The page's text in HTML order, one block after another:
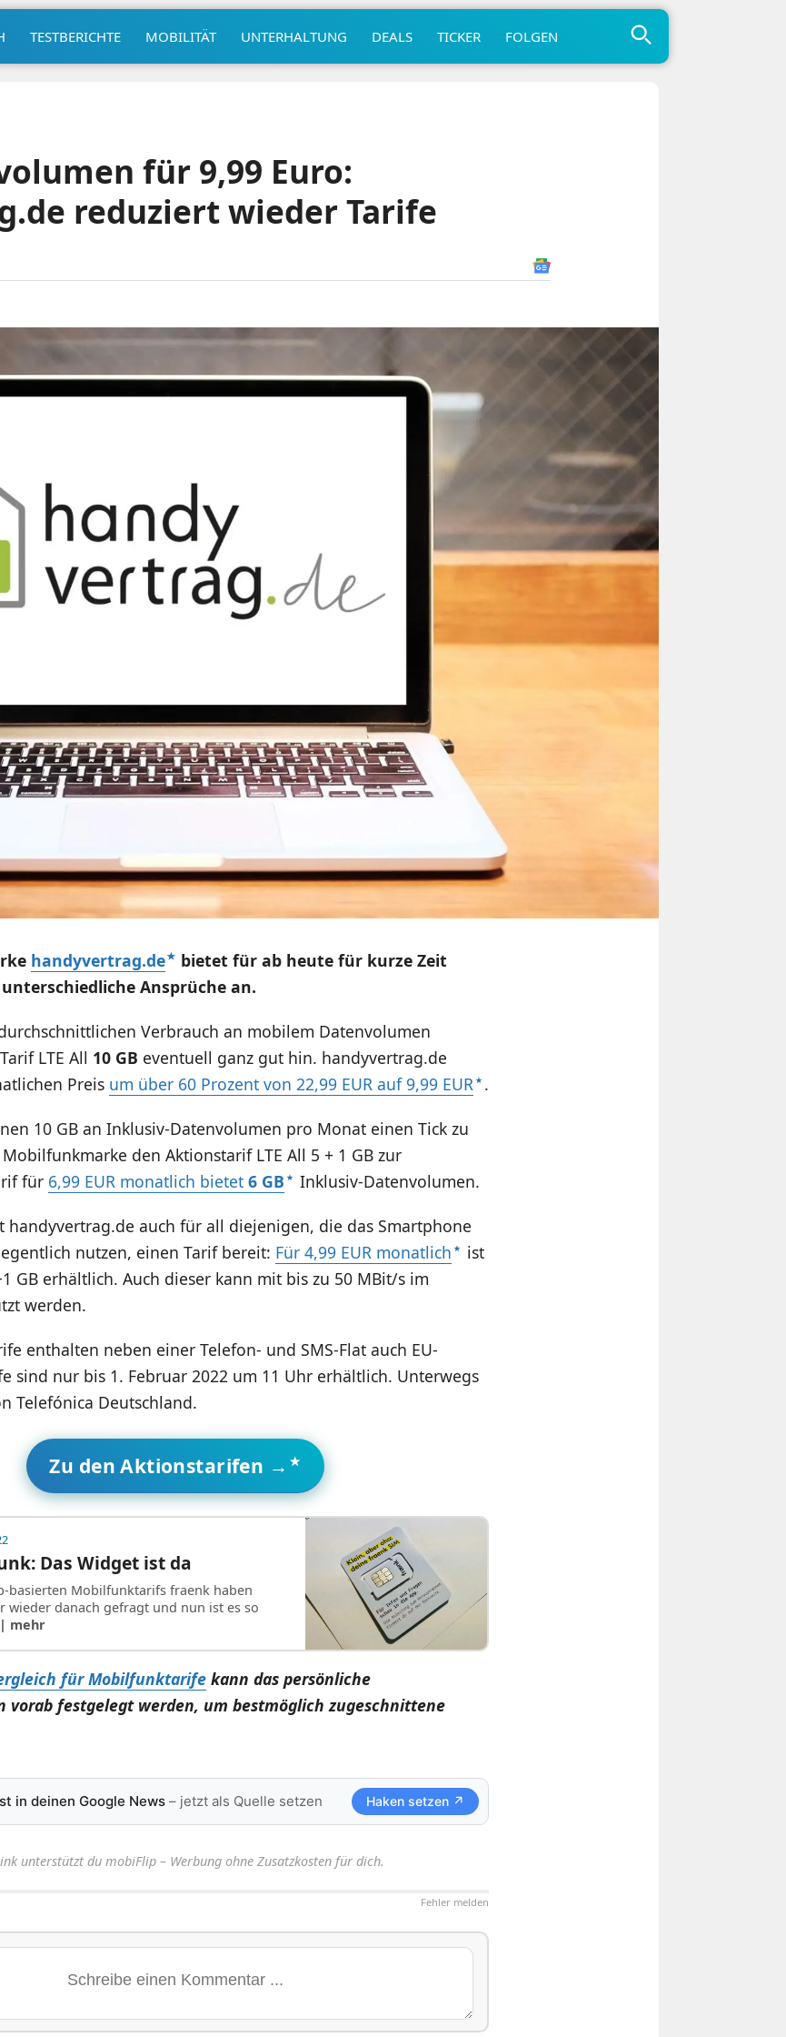
TESTBERICHTE MOBILITÄT UNTERHALTUNG DEALS TICKER FOLGEN
für 9,99 Euro:
reduziert wieder Tarife
handyvertrag.de
bietet für ab heute für kurze Zeit
Ansprüche an.
Verbrauch an mobilem Datenvolumen
LTE All 10 GB eventuell ganz gut hin. handyvertrag.de
Preis um über 60 Prozent von 22,99 EUR auf 9,99 EUR .
10 GB an Inklusiv-Datenvolumen pro Monat einen Tick zu
den Aktionstarif LTE All 5 + 1 GB zur
für 6,99 EUR monatlich bietet 6 GB Inklusiv-Datenvolumen.
handyvertrag.de auch für all diejenigen, die das Smartphone
nutzen, einen Tarif bereit: Für 4,99 EUR monatlich
ist
GB erhältlich. Auch dieser kann mit bis zu 50 MBit/s im
werden.
enthalten neben einer Telefon- und SMS-Flat auch EU-
sind nur bis 1. Februar 2022 um 11 Uhr erhältlich. Unterwegs
Telefónica Deutschland.
Zu den Aktionstarifen →
Das Widget ist da
basierten Mobilfunktarifs fraenk haben
wieder danach gefragt und nun ist es so
| mehr
für Mobilfunktarifekann das persönliche
vorab festgelegt werden, um bestmöglich zugeschnittene
in deinen Google News– jetzt als Quelle setzen Haken setzen ↗
unterstützt du mobiFlip – Werbung ohne Zusatzkosten für dich.
Fehler melden